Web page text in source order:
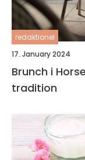
redaktionel
17. January 2024
Brunch i
tradition